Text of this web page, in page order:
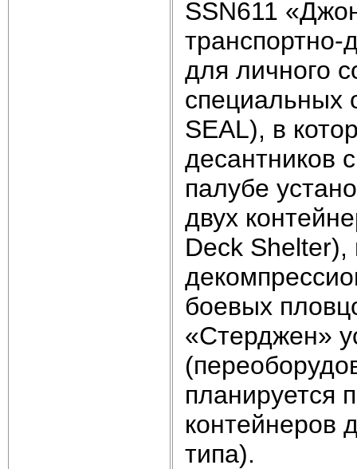
SSN611
для личного
специальных
SEAL), в
десантников
палубе
двух
Deck
боевых
«Стерджен»
планируется
контейнеров
типа).